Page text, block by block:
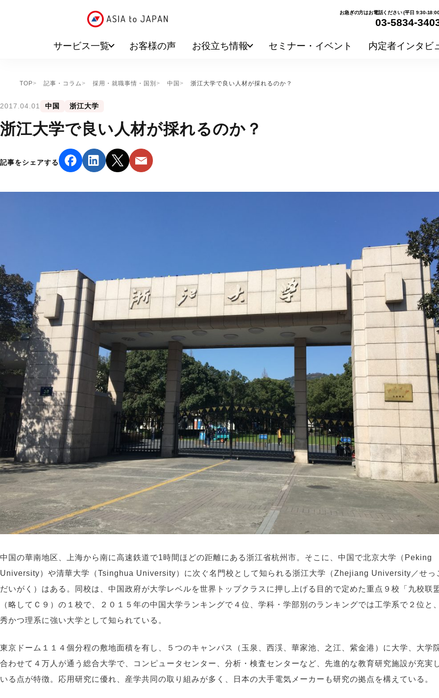
お急ぎの方はお電話ください (平日 9:30-
03-5834-
サービス一覧 お客様の声 お役立ち情報 セミナー・イベント 内定者インタビ
TOP 記事・コラム 採用・就職事情・国別 中国 浙江大学で良い人材が採れるのか？
2017.04.01 中国 浙江大学
浙江大学で良い人材が採れるのか？
記事をシェアする
中国の華南地区、上海から南に高速鉄道で1時間ほどの距離にある浙江省杭州市。そこに、中国で北京大学（Peking
University）や清華大学（Tsinghua University）に次ぐ名門校として知られる浙江大学（Zhejiang University／せっ
だいがく）はある。同校は、中国政府が大学レベルを世界トップクラスに押し上げる目的で定めた重点９校「九校联
（略してＣ９）の１校で、２０１５年の中国大学ランキングで４位、学科・学部別のランキングでは工学系で２位と
秀かつ理系に強い大学として知られている。
東京ドーム１１４個分程の敷地面積を有し、５つのキャンパス（玉泉、西渓、華家池、之江、紫金港）に大学、大学
合わせて４万人が通う総合大学で、コンピュータセンター、分析・検査センターなど、先進的な教育研究施設が充実
いる点が特徴。応用研究に優れ、産学共同の取り組みが多く、日本の大手電気メーカーも研究の拠点を構えている。